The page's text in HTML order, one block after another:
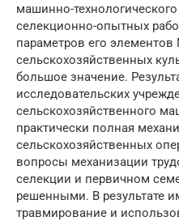
машинно-
селекционно-опытных
параметров его
сельскохозяйственных
большое значение.
исследовательских
сельскохозяйственного
практически полная
сельскохозяйственных
вопросы механизации
селекции и первичном
решенными. В результате
травмирование и